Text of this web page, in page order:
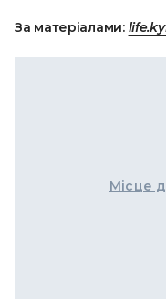
За матеріалами:
Місце